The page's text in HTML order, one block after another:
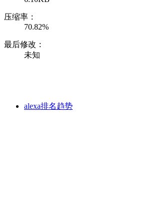
压缩率：
70.82%
最后修改：
未知
alexa排名趋势